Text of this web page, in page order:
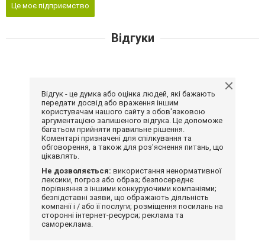
Це моє підприємство
Відгуки
Відгук - це думка або оцінка людей, які бажають
передати досвід або враження іншим
користувачам нашого сайту з обов'язковою
аргументацією залишеного відгука. Це допоможе
багатьом прийняти правильне рішення.
Коментарі призначені для спілкування та
обговорення, а також для роз'яснення питань, що
цікавлять.
Не дозволяється: використання ненормативної
лексики, погроз або образ; безпосереднє
порівняння з іншими конкуруючими компаніями;
безпідставні заяви, що ображають діяльність
компанії і / або її послуги; розміщення посилань на
сторонні інтернет-ресурси; реклама та
самореклама.